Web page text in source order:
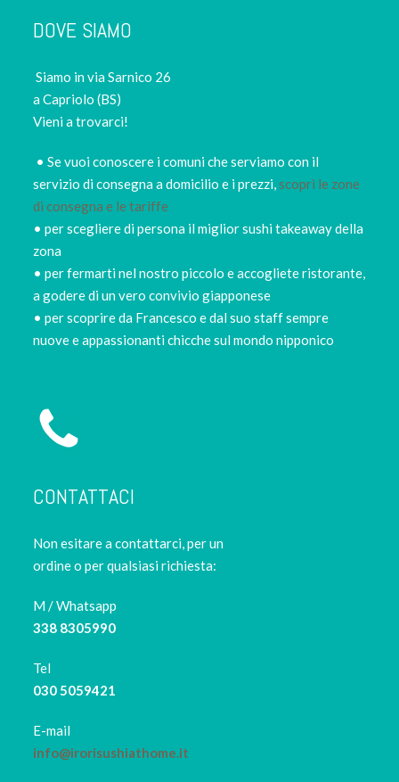
DOVE SIAMO
Siamo in via Sarnico 26
a Capriolo (BS)
Vieni a trovarci!
• Se vuoi conoscere i comuni che serviamo con il
servizio di consegna a domicilio e i prezzi,scopri le zone
di consegna e le tariffe
• per scegliere di persona il miglior sushi takeaway della
zona
• per fermarti nel nostro piccolo e accogliete ristorante,
a godere di un vero convivio giapponese
• per scoprire da Francesco e dal suo staff sempre
nuove e appassionanti chicche sul mondo nipponico
CONTATTACI
Non esitare a contattarci, per un
ordine o per qualsiasi richiesta:
M / Whatsapp
338 8305990
Tel
030 5059421
E-mail
info@irorisushiathome.it